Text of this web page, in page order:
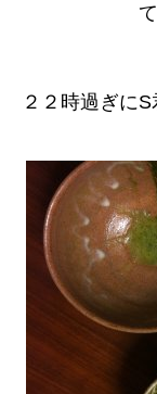
２２時過ぎに